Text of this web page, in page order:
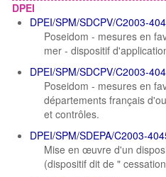
DPEI
DPEI/SPM/SDCPV/C2003-
Poseidom - mesures en
mer - dispositif
DPEI/SPM/SDCPV/C2003-
Poseidom - mesures en
départements français
et contrôles.
DPEI/SPM/SDEPA/C2003-
Mise en œuvre d'un
(dispositif dit de "